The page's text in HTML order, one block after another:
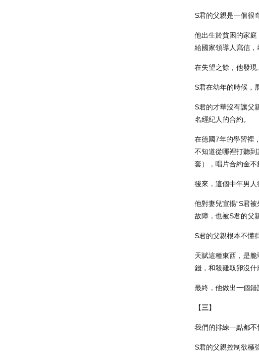
S君的父親是一個很
他出生於貧困的家
給國家領導人寫信，
在失望之餘，他發現
S君在幼年的時候，
S君的才華沒有讓父
名經紀人的合約。
在德國7年的學習裡
不知道從哪裡打聽
套），唱片合約金不
後來，這個中年男人
他對妻兒宣揚“S君
故障，也被S君的父
S君的父親根本不懂
天賦這種東西，是
錢，和殺雞取卵沒什
最終，他做出一個
【三】
我們的排練一點都不
S君的父親控制欲極